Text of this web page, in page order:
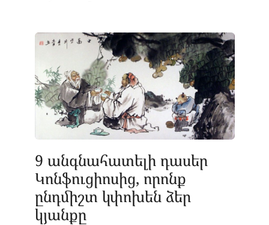
9 անգնահատելի դասեր
Կոնֆուցիոսից, որոնք
ընդմիշտ կփոխեն ձեր
կյանքը